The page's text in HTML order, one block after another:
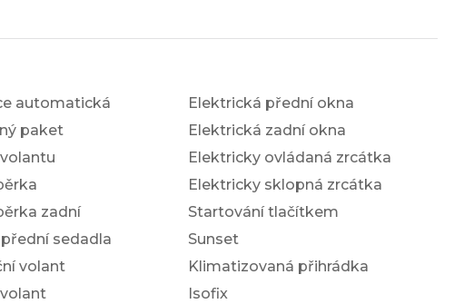
automatická
paket
zadní
sedadla
volant
Elektrická přední okna
Elektrická zadní okna
Elektricky ovládaná zrcátka
Elektricky sklopná zrcátka
Startování tlačítkem
Sunset
Klimatizovaná přihrádka
Isofix